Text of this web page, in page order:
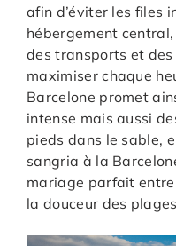
afin d’éviter les files
hébergement
des transports et
maximiser chaque
Barcelone promet
intense mais aussi
pieds dans le sable,
sangria à la
mariage parfait entre
la douceur des